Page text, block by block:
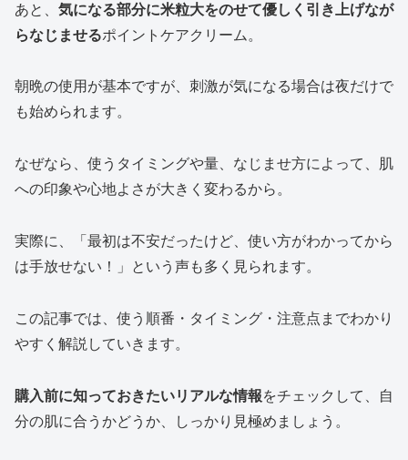
あと、 気になる部分に米粒大をのせて優しく引き上げなが
らなじませるポイントケアクリーム。
朝晩の使用が基本ですが、刺激が気になる場合は夜だけで
も始められます。
なぜなら、使うタイミングや量、なじませ方によって、肌
への印象や心地よさが大きく変わるから。
実際に、「最初は不安だったけど、使い方がわかってから
は手放せない！」という声も多く見られます。
この記事では、使う順番・タイミング・注意点までわかり
やすく解説していきます。
購入前に知っておきたいリアルな情報をチェックして、自
分の肌に合うかどうか、しっかり見極めましょう。